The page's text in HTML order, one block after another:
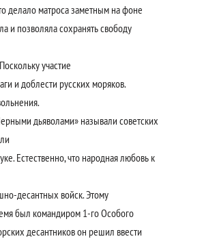
делало матроса заметным на фоне
и позволяла сохранять свободу
участие
и доблести русских моряков.
дьяволами» называли советских
Естественно, что народная любовь к
десантных войск. Этому
был командиром 1-го Особого
десантников он решил ввести